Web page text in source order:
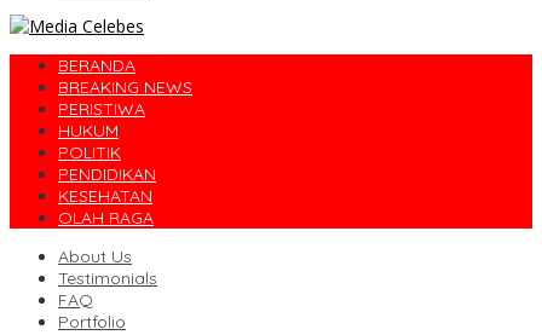
BERANDA
BREAKING NEWS
PERISTIWA
HUKUM
POLITIK
PENDIDIKAN
KESEHATAN
OLAH RAGA
About Us
Testimonials
FAQ
Portfolio